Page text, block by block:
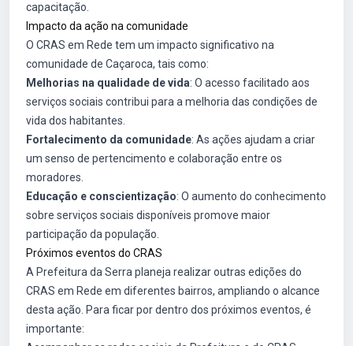
capacitação.
Impacto da ação na comunidade
O CRAS em Rede tem um impacto significativo na
comunidade de Caçaroca, tais como:
Melhorias na qualidade de vida: O acesso facilitado aos
serviços sociais contribui para a melhoria das condições de
vida dos habitantes.
Fortalecimento da comunidade: As ações ajudam a criar
um senso de pertencimento e colaboração entre os
moradores.
Educação e conscientização: O aumento do conhecimento
sobre serviços sociais disponíveis promove maior
participação da população.
Próximos eventos do CRAS
A Prefeitura da Serra planeja realizar outras edições do
CRAS em Rede em diferentes bairros, ampliando o alcance
desta ação. Para ficar por dentro dos próximos eventos, é
importante: